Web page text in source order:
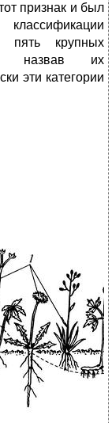
признак и был
крупных
назвав их
эти категории